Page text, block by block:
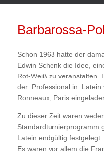
Barbarossa-
Schon 1963 hatte der
Edwin Schenk die Idee,
Rot-Weiß zu veranstalten.
der Professional in Latein
Ronneaux, Paris
Zu dieser Zeit waren
Standardturnierprogramm
Latein endgültig festgelegt.
Es waren vor allem die